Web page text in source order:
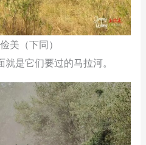
美（下同）
是它们要过的马拉河。